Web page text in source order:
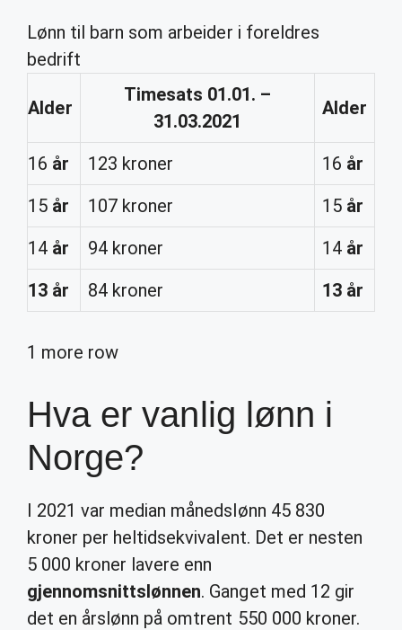
Lønn til barn som arbeider i foreldres
bedrift
Alder
Timesats 01.01. –
31.03.2021
Alder
16 år 123 kroner 16 år
15 år 107 kroner 15 år
14 år 94 kroner 14 år
13 år
84 kroner 13 år
1 more row
Hva er vanlig lønn i
Norge?
I 2021 var median månedslønn 45 830
kroner per heltidsekvivalent. Det er nesten
5 000 kroner lavere enn
gjennomsnittslønnen. Ganget med 12 gir
det en årslønn på omtrent 550 000 kroner.